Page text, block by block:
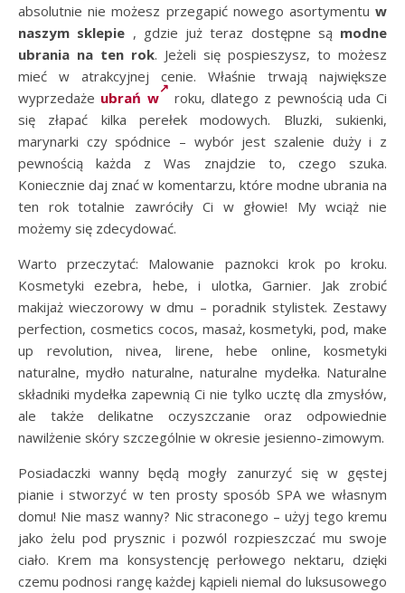
absolutnie nie możesz przegapić nowego asortymentu w
naszym sklepie , gdzie już teraz dostępne są modne
ubrania na ten rok. Jeżeli się pospieszysz, to możesz
mieć w atrakcyjnej cenie. Właśnie trwają największe
wyprzedaże ubrań w
roku, dlatego z pewnością uda Ci
się złapać kilka perełek modowych. Bluzki, sukienki,
marynarki czy spódnice – wybór jest szalenie duży i z
pewnością każda z Was znajdzie to, czego szuka.
Koniecznie daj znać w komentarzu, które modne ubrania na
ten rok totalnie zawróciły Ci w głowie! My wciąż nie
możemy się zdecydować.
Warto przeczytać: Malowanie paznokci krok po kroku.
Kosmetyki ezebra, hebe, i ulotka, Garnier. Jak zrobić
makijaż wieczorowy w dmu – poradnik stylistek. Zestawy
perfection, cosmetics cocos, masaż, kosmetyki, pod, make
up revolution, nivea, lirene, hebe online, kosmetyki
naturalne, mydło naturalne, naturalne mydełka. Naturalne
składniki mydełka zapewnią Ci nie tylko ucztę dla zmysłów,
ale także delikatne oczyszczanie oraz odpowiednie
nawilżenie skóry szczególnie w okresie jesienno-zimowym.
Posiadaczki wanny będą mogły zanurzyć się w gęstej
pianie i stworzyć w ten prosty sposób SPA we własnym
domu! Nie masz wanny? Nic straconego – użyj tego kremu
jako żelu pod prysznic i pozwól rozpieszczać mu swoje
ciało. Krem ma konsystencję perłowego nektaru, dzięki
czemu podnosi rangę każdej kąpieli niemal do luksusowego